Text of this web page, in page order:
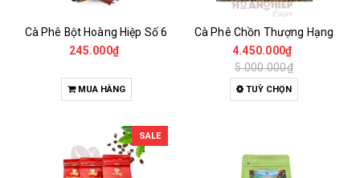
Cà Phê Bột Hoàng Hiệp Số 6
245.000₫
MUA HÀNG
Cà Phê Chồn Thượng Hạng
4.450.000₫
5.000.000₫
TUỲ CHỌN
SALE